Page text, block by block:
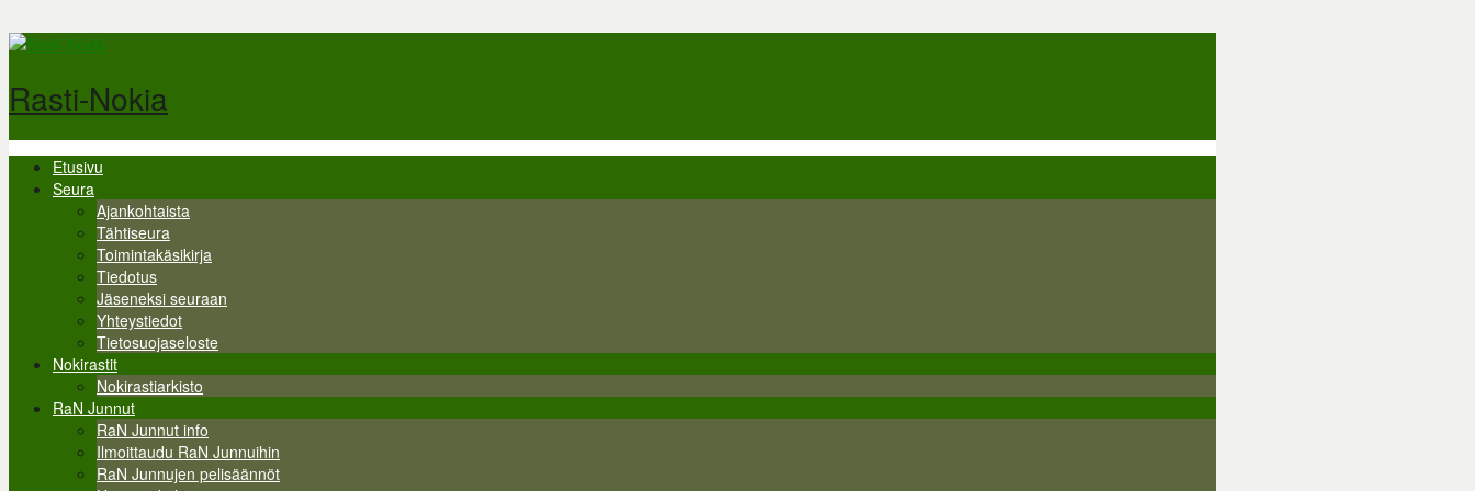
Hyppää pääsisältöön
Rasti-Nokia
Valikko
Etusivu
Seura
Ajankohtaista
Tähtiseura
Toimintakäsikirja
Tiedotus
Jäseneksi seuraan
Yhteystiedot
Tietosuojaseloste
Nokirastit
Nokirastiarkisto
RaN Junnut
RaN Junnut info
Ilmoittaudu RaN Junnuihin
RaN Junnujen pelisäännöt